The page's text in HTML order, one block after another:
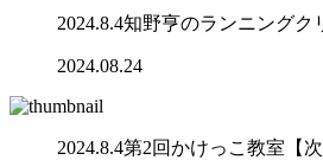
2024.8.4知野亨のランニングク
2024.08.24
2024.8.4第2回かけっこ教室【